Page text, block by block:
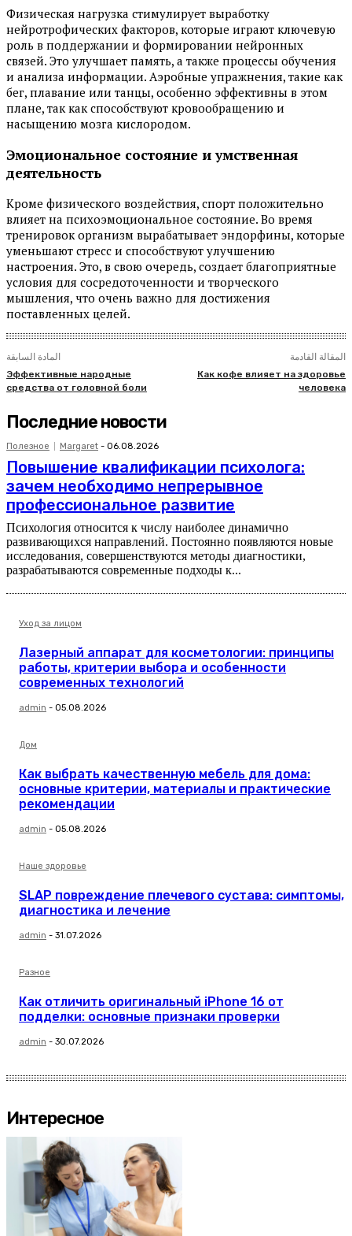
Физическая нагрузка стимулирует выработку
нейротрофических факторов, которые играют ключевую
роль в поддержании и формировании нейронных
связей. Это улучшает память, а также процессы обучения
и анализа информации. Аэробные упражнения, такие как
бег, плавание или танцы, особенно эффективны в этом
плане, так как способствуют кровообращению и
насыщению мозга кислородом.
Эмоциональное состояние и умственная
деятельность
Кроме физического воздействия, спорт положительно
влияет на психоэмоциональное состояние. Во время
тренировок организм вырабатывает эндорфины, которые
уменьшают стресс и способствуют улучшению
настроения. Это, в свою очередь, создает благоприятные
условия для сосредоточенности и творческого
мышления, что очень важно для достижения
поставленных целей.
المادة السابقة
Эффективные народные
средства от головной боли
المقالة القادمة
Как кофе влияет на здоровье
человека
Последние новости
Полезное Margaret - 06.08.2026
Повышение квалификации психолога:
зачем необходимо непрерывное
профессиональное развитие
Психология относится к числу наиболее динамично
развивающихся направлений. Постоянно появляются новые
исследования, совершенствуются методы диагностики,
разрабатываются современные подходы к...
Уход за лицом
Лазерный аппарат для косметологии: принципы
работы, критерии выбора и особенности
современных технологий
admin - 05.08.2026
Дом
Как выбрать качественную мебель для дома:
основные критерии, материалы и практические
рекомендации
admin - 05.08.2026
Наше здоровье
SLAP повреждение плечевого сустава: симптомы,
диагностика и лечение
admin - 31.07.2026
Разное
Как отличить оригинальный iPhone 16 от
подделки: основные признаки проверки
admin - 30.07.2026
Интересное